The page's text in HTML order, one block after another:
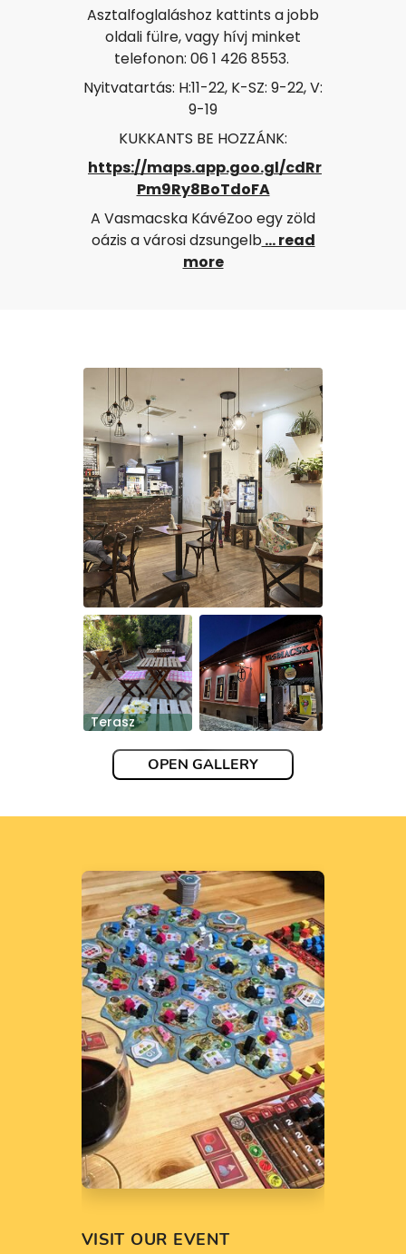
Asztalfoglaláshoz kattints a jobb
oldali fülre, vagy hívj minket
telefonon: 06 1 426 8553.
Nyitvatartás: H:11-22, K-SZ: 9-22, V:
9-19
KUKKANTS BE HOZZÁNK:
https://maps.app.goo.gl/cdRr
Pm9Ry8BoTdoFA
A Vasmacska KávéZoo egy zöld
oázis a városi dzsungelb... read
more
Terasz
OPEN GALLERY
VISIT OUR EVENT